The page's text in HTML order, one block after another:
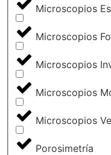
Microscopios
Microscopios
Microscopios
Microscopios
Microscopios
Porosimetría